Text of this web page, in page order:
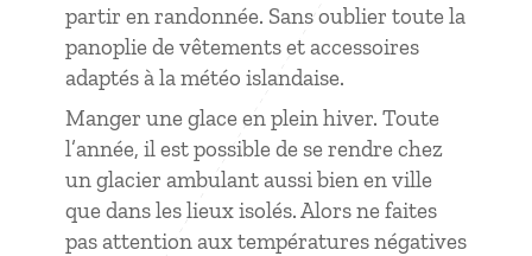
partir en randonnée. Sans oublier toute la
panoplie de vêtements et accessoires
adaptés à la météo islandaise.
Manger une glace en plein hiver. Toute
l’année, il est possible de se rendre chez
un glacier ambulant aussi bien en ville
que dans les lieux isolés. Alors ne faites
pas attention aux températures négatives